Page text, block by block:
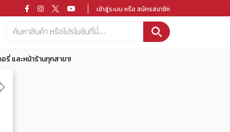
เข้าสู่ระบบ หรือ สมัครสมาชิก
รี่ และหน้าร้านทุกสาขา!